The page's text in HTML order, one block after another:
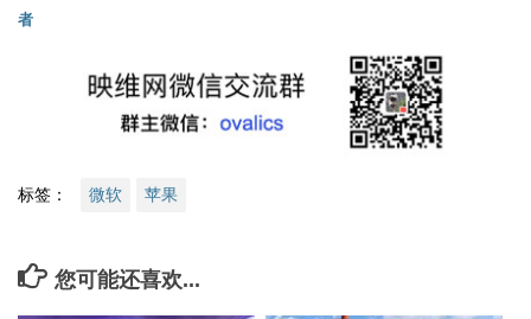
者
标签： 微软 苹果
您可能还喜欢...